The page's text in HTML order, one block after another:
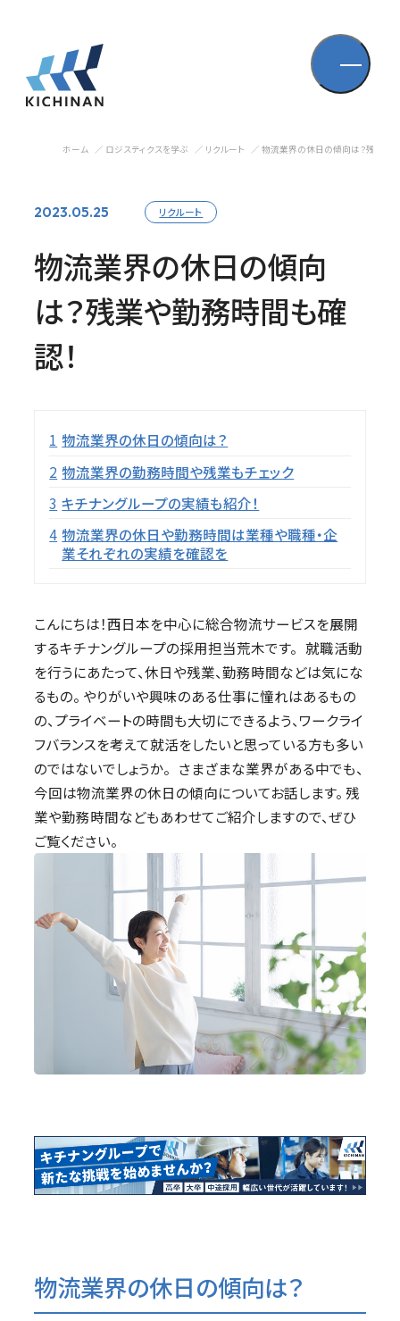
ホーム ロジスティクスを学ぶ リクルート 物流業界の休日の傾向は？残業や
2023.05.25 リクルート
物流業界の休日の傾向
は？残業や勤務時間も確
認！
目次
1 物流業界の休日の傾向は？
2 物流業界の勤務時間や残業もチェック
3 キチナングループの実績も紹介！
4 物流業界の休日や勤務時間は業種や職種・企
業それぞれの実績を確認を
こんにちは！西日本を中心に総合物流サービスを展開
するキチナングループの採用担当荒木です。 就職活動
を行うにあたって、休日や残業、勤務時間などは気にな
るもの。 やりがいや興味のある仕事に憧れはあるもの
の、プライベートの時間も大切にできるよう、ワークライ
フバランスを考えて就活をしたいと思っている方も多い
のではないでしょうか。 さまざまな業界がある中でも、
今回は物流業界の休日の傾向についてお話します。 残
業や勤務時間などもあわせてご紹介しますので、ぜひ
ご覧ください。
物流業界の休日の傾向は？